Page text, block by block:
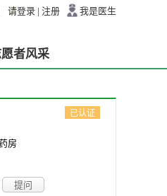
请登录 | 注册 我是医生
者风采
房
提问
已认证